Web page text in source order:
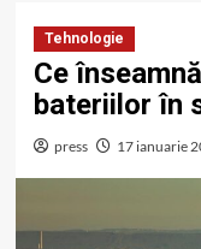
Tehnologie
Ce
bateriilor în
press 17 ianuarie